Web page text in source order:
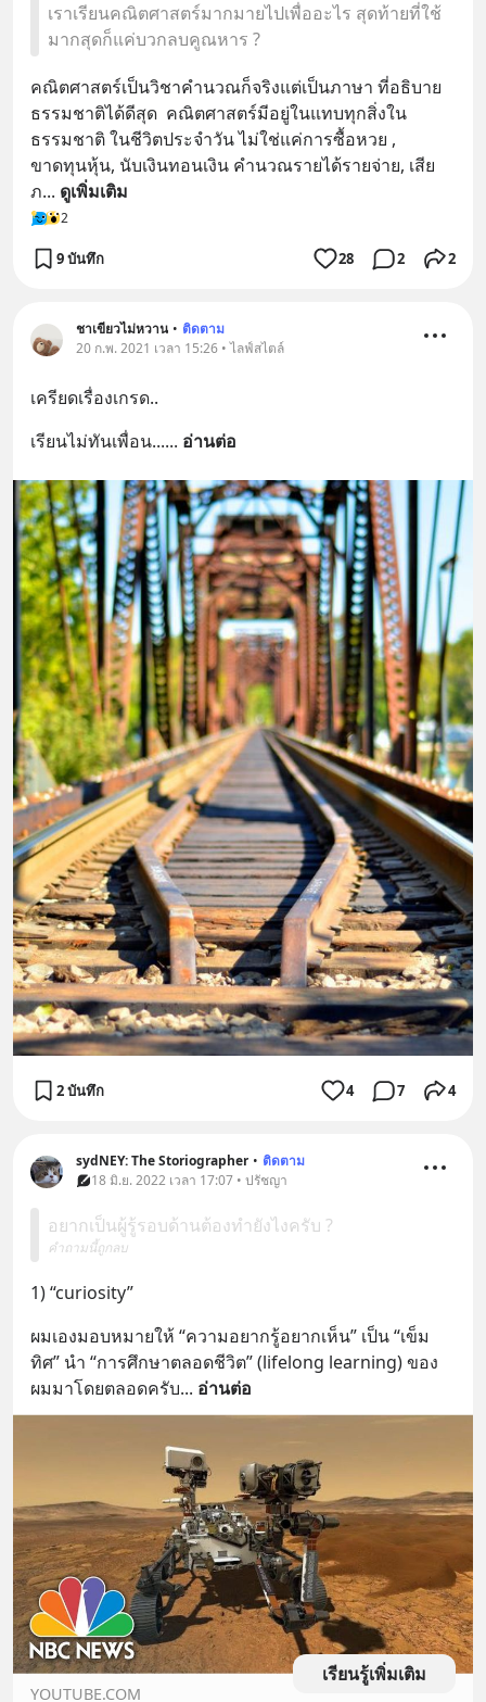
เราเรียนคณิตศาสตร์มากมายไปเพื่ออะไร สุดท้ายที่ใช้
มากสุดก็แค่บวกลบคูณหาร ?
คณิตศาสตร์เป็นวิชาคํานวณก็จริงแต่เป็นภาษา ที่อธิบาย
ธรรมชาติได้ดีสุด  คณิตศาสตร์มีอยู่ในแทบทุกสิ่งใน
ธรรมชาติ ในชีวิตประจําวัน ไม่ใช่แค่การซื้อหวย ,
ขาดทุนหุ้น, นับเงินทอนเงิน คํานวณรายได้รายจ่าย, เสีย
ภ... ดูเพิ่มเติม
2
9 บันทึก 28 2 2
ชาเขียวไม่หวาน • ติดตาม
20 ก.พ. 2021 เวลา 15:26 • ไลฟ์สไตล์
เครียดเรื่องเกรด..
เรียนไม่ทันเพื่อน...... อ่านต่อ
2 บันทึก 4 7 4
sydNEY: The Storiographer • ติดตาม
18 มิ.ย. 2022 เวลา 17:07 • ปรัชญา
อยากเป็นผู้รู้รอบด้านต้องทํายังไงครับ ?
คำถามนี้ถูกลบ
1) “curiosity”
ผมเองมอบหมายให้ “ความอยากรู้อยากเห็น” เป็น “เข็ม
ทิศ” นำ “การศึกษาตลอดชีวิต” (lifelong learning) ของ
ผมมาโดยตลอดครับ... อ่านต่อ
เรียนรู้เพิ่มเติม
YOUTUBE.COM